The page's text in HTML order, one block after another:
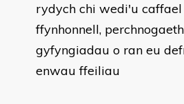
rydych chi wedi'u
ffynhonnell,
gyfyngiadau o ran eu
enwau ffeiliau